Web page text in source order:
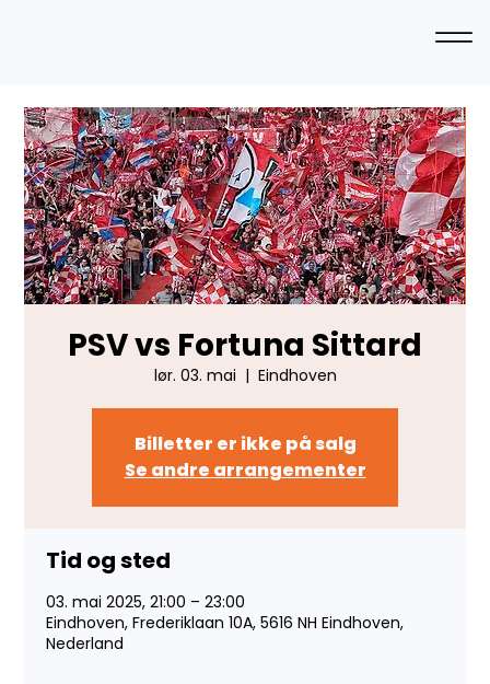
PSV vs Fortuna Sittard
lør. 03. mai
  |
Eindhoven
Billetter er ikke på salg
Se andre arrangementer
Tid og sted
03. mai 2025, 21:00 – 23:00
Eindhoven, Frederiklaan 10A, 5616 NH Eindhoven,
Nederland